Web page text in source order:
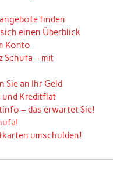
finden
einen Überblick
Konto
– mit
Sie an Ihr Geld
und Kreditflat
– das erwartet Sie!
umschulden!